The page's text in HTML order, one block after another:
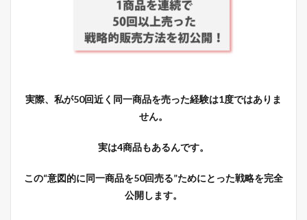
実際、私が50回近く同一商品を売った経験は1度ではありま
せん。
実は4商品もあるんです。
この“意図的に同一商品を50回売る”ためにとった戦略を完全
公開します。